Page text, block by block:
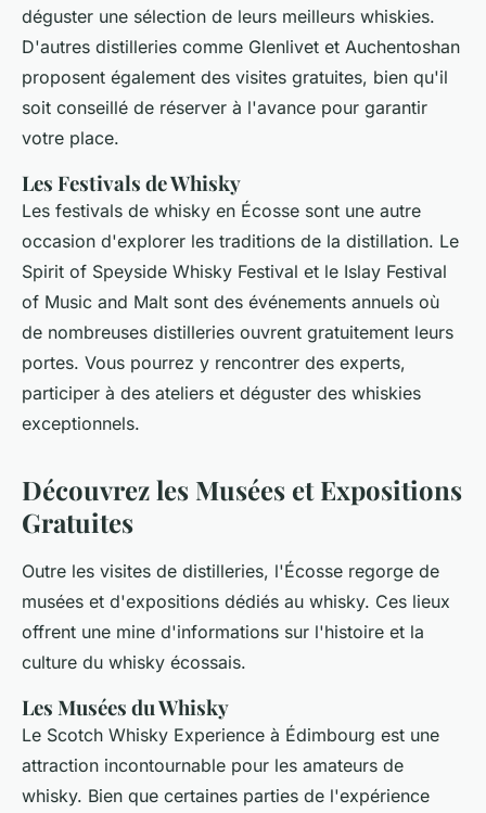
déguster une sélection de leurs meilleurs whiskies.
D'autres distilleries comme Glenlivet et Auchentoshan
proposent également des visites gratuites, bien qu'il
soit conseillé de réserver à l'avance pour garantir
votre place.
Les Festivals de Whisky
Les festivals de whisky en Écosse sont une autre
occasion d'explorer les traditions de la distillation. Le
Spirit of Speyside Whisky Festival et le Islay Festival
of Music and Malt sont des événements annuels où
de nombreuses distilleries ouvrent gratuitement leurs
portes. Vous pourrez y rencontrer des experts,
participer à des ateliers et déguster des whiskies
exceptionnels.
Découvrez les Musées et Expositions
Gratuites
Outre les visites de distilleries, l'Écosse regorge de
musées et d'expositions dédiés au whisky. Ces lieux
offrent une mine d'informations sur l'histoire et la
culture du whisky écossais.
Les Musées du Whisky
Le Scotch Whisky Experience à Édimbourg est une
attraction incontournable pour les amateurs de
whisky. Bien que certaines parties de l'expérience